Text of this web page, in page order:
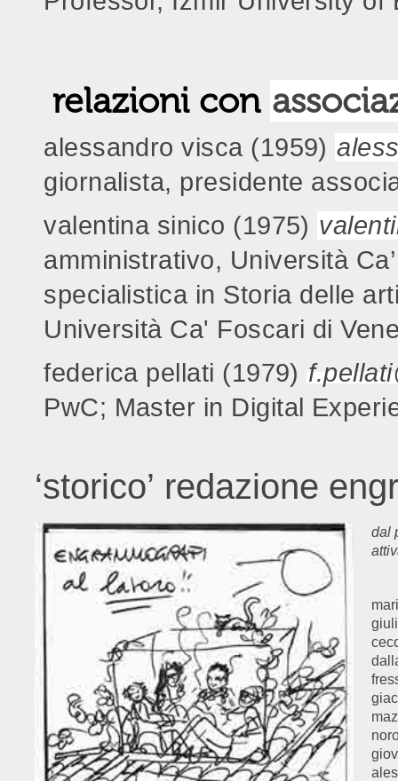
relazioni con
alessandro visca (1959)
giornalista, presidente
valentina sinico (1975)
amministrativo, Università
specialistica in Storia delle
Università Ca' Foscari di
federica pellati (1979)
PwC; Master in Digital
‘storico’ redazione
dal